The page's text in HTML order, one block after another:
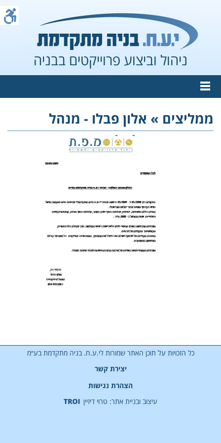
ניהול וביצוע פרוייקטים בבניה
ממליצים » אלון פבלו - מנהל
פרוייקט מפעל גלעם אריזות
כל הזכויות על תוכן האתר שמורות לי.ע.ח. בניה מתקדמת בע״מ
יצירת קשר
הצהרת נגישות
עיצוב ובניית אתר: טרוי דיזיין